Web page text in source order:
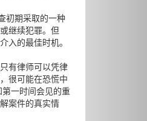
初期采取的一种
继续犯罪。但
入的最佳时机。
有律师可以凭律
很可能在恐慌中
一时间会见的重
案件的真实情